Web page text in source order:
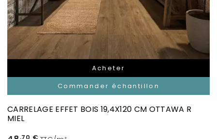
Acheter
Commander échantillon
CARRELAGE EFFET BOIS 19,4X120 CM OTTAWA R
MIEL
,70 €